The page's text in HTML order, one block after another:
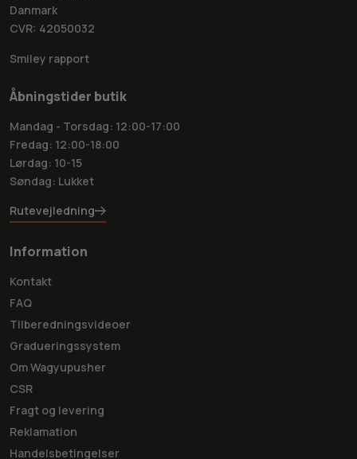
Danmark
CVR: 42050032
Smiley rapport
Åbningstider butik
Mandag - Torsdag: 12:00-17:00
Fredag: 12:00-18:00
Lørdag: 10-15
Søndag: Lukket
Rutevejledning
Information
Kontakt
FAQ
Tilberedningsvideoer
Gradueringssystem
Om Wagyupusher
CSR
Fragt og levering
Reklamation
Handelsbetingelser